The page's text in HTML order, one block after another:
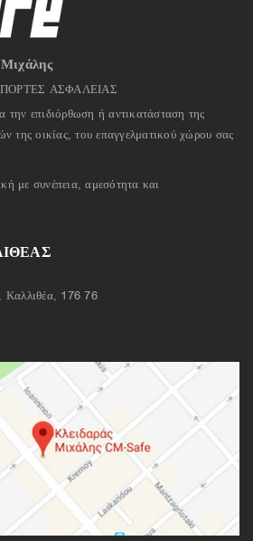
ΠΟΡΤΕΣ ΑΣΦΑΛΕΙΑΣ
την επιδιόρθωση ή αντικατάσταση της
της οικίας, του επαγγελματικού χώρου σας
με συνέπεια, αμεσότητα και
Καλλιθέα, 176 76